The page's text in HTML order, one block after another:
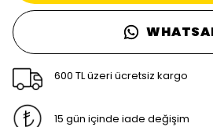
600 TL üzeri ücretsiz kargo
15 gün içinde iade değişim